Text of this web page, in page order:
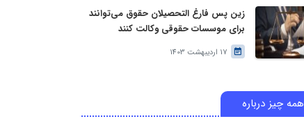
زین پس فارغ التحصیلان حقوق می‌توانند
برای موسسات حقوقی وکالت کنند
17 اردیبهشت 1403
همه چیز درباره